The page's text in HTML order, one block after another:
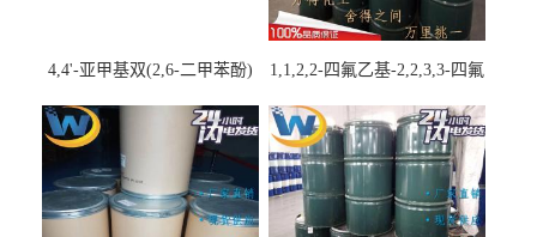
4,4'-亚甲基双(2,6-二甲苯酚)
1,1,2,2-四氟乙基-2,2,3,3-四氟